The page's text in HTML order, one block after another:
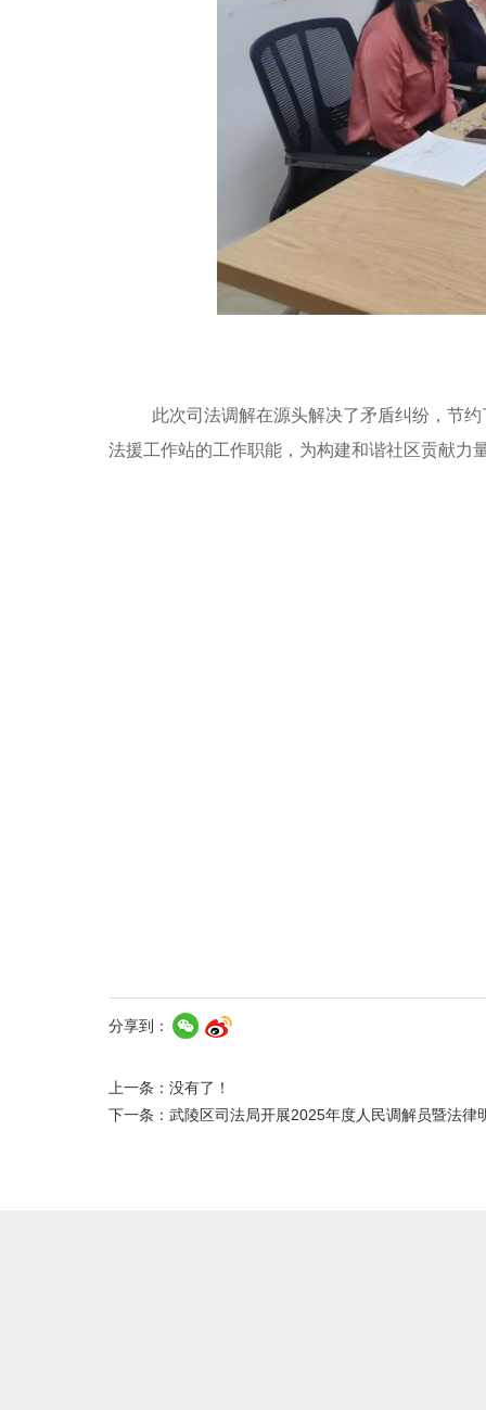
此次司法调解在源头解决了矛盾纠纷，节
法援工作站的工作职能，为构建和谐社区贡献力
分享到：
上一条：没有了！
下一条： 武陵区司法局开展2025年度人民调解员暨法律